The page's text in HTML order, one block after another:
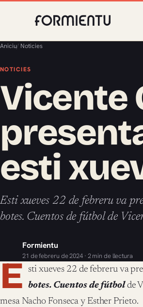
Aniciu/ Noticies
NOTICIES
Vicente
esti
Esti xueves 22 de febreru va
botes. Cuentos de fútbol de
Formientu
21 de febreru de 2024 · 2 min de llectura
E sti xueves 22 de febreru va
botes. Cuentos de fútbolde
mesa Nacho Fonseca y Esther Prieto.